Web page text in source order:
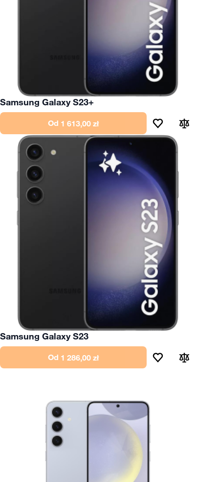
Samsung Galaxy S23+
Od 1 613,00 zł
Samsung Galaxy S23
Od 1 286,00 zł